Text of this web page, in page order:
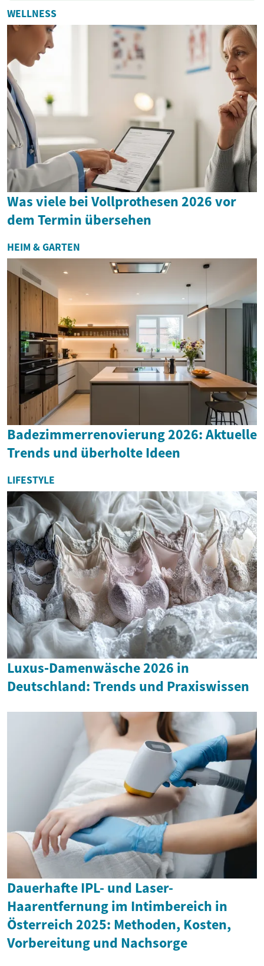
Unser umfassender Leitfaden
beleuchtet d...
WELLNESS
Was viele bei Vollprothesen 2026 vor
dem Termin übersehen
HEIM & GARTEN
Badezimmerrenovierung 2026: Aktuelle
Trends und überholte Ideen
LIFESTYLE
Luxus‑Damenwäsche 2026 in
Deutschland: Trends und Praxiswissen
Dauerhafte IPL- und Laser-
Haarentfernung im Intimbereich in
Österreich 2025: Methoden, Kosten,
Vorbereitung und Nachsorge